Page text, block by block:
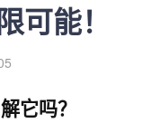
可能！
它吗？